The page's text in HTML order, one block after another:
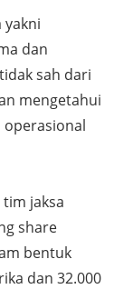
yakni
dan
sah dari
mengetahui
jaksa
share
bentuk
dan 32.000